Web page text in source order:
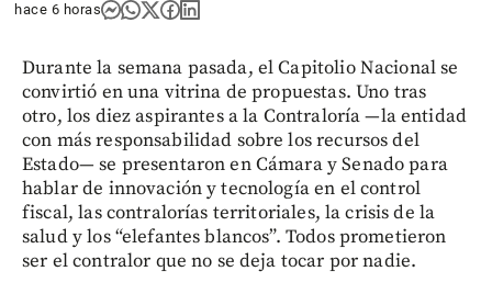
hace 6 horas
Durante la semana pasada, el Capitolio Nacional se
convirtió en una vitrina de propuestas. Uno tras
otro, los diez aspirantes a la Contraloría —la entidad
con más responsabilidad sobre los recursos del
Estado— se presentaron en Cámara y Senado para
hablar de innovación y tecnología en el control
fiscal, las contralorías territoriales, la crisis de la
salud y los “elefantes blancos”. Todos prometieron
ser el contralor que no se deja tocar por nadie.